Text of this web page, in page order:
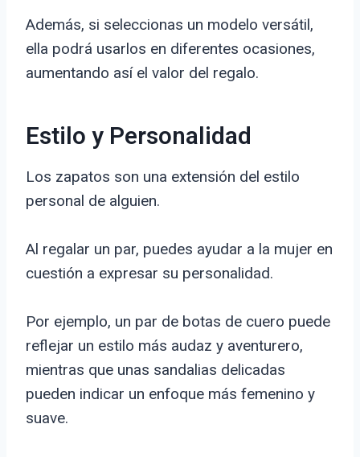
Además, si seleccionas un modelo versátil,
ella podrá usarlos en diferentes ocasiones,
aumentando así el valor del regalo.
Estilo y Personalidad
Los zapatos son una extensión del estilo
personal de alguien.
Al regalar un par, puedes ayudar a la mujer en
cuestión a expresar su personalidad.
Por ejemplo, un par de botas de cuero puede
reflejar un estilo más audaz y aventurero,
mientras que unas sandalias delicadas
pueden indicar un enfoque más femenino y
suave.